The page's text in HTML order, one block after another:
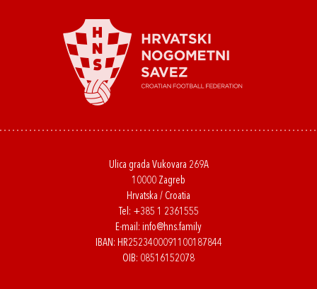
Ulica grada Vukovara 269A
10000 Zagreb
Hrvatska / Croatia
Tel: +385 1 2361555
E-mail: info@hns.family
IBAN: HR2523400091100187844
OIB: 08516152078